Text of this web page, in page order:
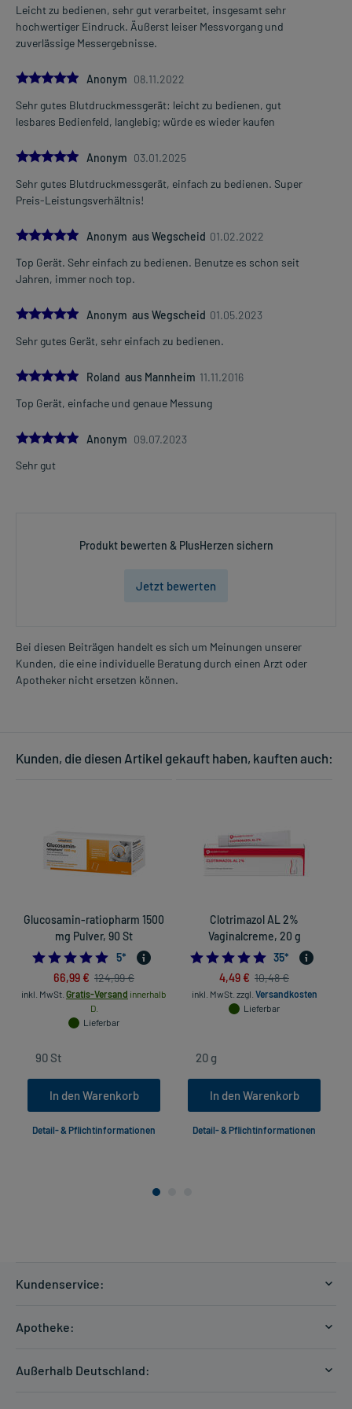
Leicht zu bedienen, sehr gut verarbeitet, insgesamt sehr
hochwertiger Eindruck. Äußerst leiser Messvorgang und
zuverlässige Messergebnisse.
5.0Anonym 08.11.2022
Sehr gutes Blutdruckmessgerät: leicht zu bedienen, gut
lesbares Bedienfeld, langlebig; würde es wieder kaufen
5.0Anonym 03.01.2025
Sehr gutes Blutdruckmessgerät, einfach zu bedienen. Super
Preis-Leistungsverhältnis!
5.0Anonym aus Wegscheid 01.02.2022
Top Gerät. Sehr einfach zu bedienen. Benutze es schon seit
Jahren, immer noch top.
5.0Anonym aus Wegscheid 01.05.2023
Sehr gutes Gerät, sehr einfach zu bedienen.
5.0
Roland aus Mannheim 11.11.2016
Top Gerät, einfache und genaue Messung
5.0Anonym 09.07.2023
Sehr gut
Produkt bewerten & PlusHerzen sichern
Jetzt bewerten
Bei diesen Beiträgen handelt es sich um Meinungen unserer
Kunden, die eine individuelle Beratung durch einen Arzt oder
Apotheker nicht ersetzen können.
Kunden, die diesen Artikel gekauft haben, kauften auch:
Glucosamin-ratiopharm 1500
mg Pulver, 90 St
5.0
5*
66,99 € 124,99 €
inkl. MwSt. Gratis-Versand innerhalb
D.
Lieferbar
In den Warenkorb
Detail- & Pflichtinformationen
Clotrimazol AL 2%
Vaginalcreme, 20 g
35*
4,49 € 10,48 €
inkl. MwSt. zzgl. Versandkosten
Lieferbar
In den Warenkorb
Detail- & Pflichtinformationen
Kundenservice:
Apotheke:
Außerhalb Deutschland: